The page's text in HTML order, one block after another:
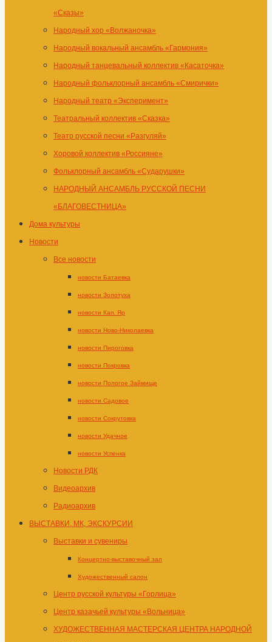
«Сказы»
Народный хор «Волжаночка»
Народный вокальный ансамбль «Гармония»
Народный танцевальный коллектив «Касаточка»
Народный фольклорный ансамбль «Смирички»
Народный театр «Эксперимент»
Театральный коллектив «Сказка»
Театр русской песни «Разгуляй»
Хоровой коллектив «Россияне»
Фольклорный ансамбль «Сударушки»
НАРОДНЫЙ АНСАМБЛЬ РУССКОЙ ПЕСНИ
«БЛАГОВЕСТНИЦА»
Дома культуры
Новости
Все новости
новости Батаевка
новости Золотуха
новости Кап. Яр
новости Ново-Николаевка
новости Пироговка
новости Покровка
новости Пологое Займище
новости Садовое
новости Сокрутовка
новости Удачное
новости Успенка
Новости РДК
Видеоархив
Радиоархив
ВЫСТАВКИ, МК, ЭКСКУРСИИ
Выставки и сувениры
Концертно-выставочный зал
Художественный салон
Центр русской культуры «Горлица»
Центр казачьей культуры «Вольница»
ХУДОЖЕСТВЕННАЯ МАСТЕРСКАЯ ЦЕНТРА НАРОДНОЙ